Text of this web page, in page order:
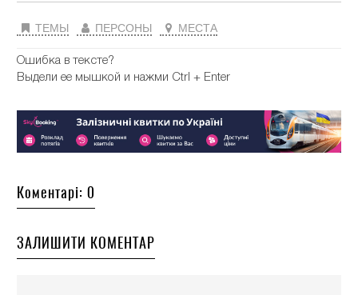
ТЕМЫ ПЕРСОНЫ МЕСТА
Ошибка в тексте?
Выдели ее мышкой и нажми Ctrl + Enter
Коментарі: 0
ЗАЛИШИТИ КОМЕНТАР